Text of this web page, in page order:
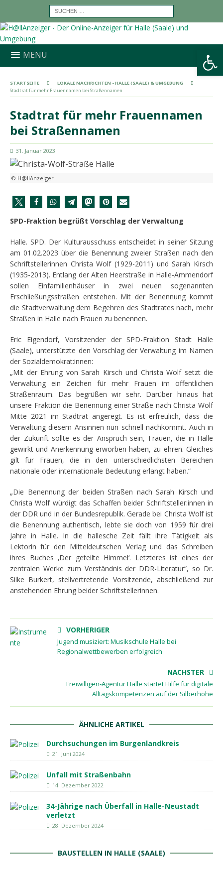
MENU
STARTSEITE
LOKALE NACHRICHTEN - HALLE (SAALE) & UMGEBUNG
Stadtrat für mehr Frauennamen bei Straßennamen
Stadtrat für mehr Frauennamen
bei Straßennamen
31. Januar 2023
© H@llAnzeiger
SPD-Fraktion begrüßt Vorschlag der Verwaltung
Halle. SPD. Der Kulturausschuss entscheidet in seiner Sitzung
am 01.02.2023 über die Benennung zweier Straßen nach den
Schriftstellerinnen Christa Wolf (1929-2011) und Sarah Kirsch
(1935-2013). Entlang der Alten Heerstraße in Halle-Ammendorf
sollen Einfamilienhäuser in zwei neuen sogenannten
Erschließungsstraßen entstehen. Mit der Benennung kommt
die Stadtverwaltung dem Begehren des Stadtrates nach, mehr
Straßen in Halle nach Frauen zu benennen.
Eric Eigendorf, Vorsitzender der SPD-Fraktion Stadt Halle
(Saale), unterstützte den Vorschlag der Verwaltung im Namen
der Sozialdemokrat:innen:
„Mit der Ehrung von Sarah Kirsch und Christa Wolf setzt die
Verwaltung ein Zeichen für mehr Frauen im öffentlichen
Straßenraum. Das begrüßen wir sehr. Darüber hinaus hat
unsere Fraktion die Benennung einer Straße nach Christa Wolf
Mitte 2021 im Stadtrat angeregt. Es ist erfreulich, dass die
Verwaltung diesem Ansinnen nun schnell nachkommt. Auch in
der Zukunft sollte es der Anspruch sein, Frauen, die in Halle
gewirkt und Anerkennung erworben haben, zu ehren. Gleiches
gilt für Frauen, die in den unterschiedlichsten Bereichen
nationale oder internationale Bedeutung erlangt haben.“
„Die Benennung der beiden Straßen nach Sarah Kirsch und
Christa Wolf würdigt das Schaffen beider Schriftsteller:innen in
der DDR und in der Bundesrepublik. Gerade bei Christa Wolf ist
die Benennung authentisch, lebte sie doch von 1959 für drei
Jahre in Halle. In die hallesche Zeit fällt ihre Tätigkeit als
Lektorin für den Mitteldeutschen Verlag und das Schreiben
ihres Buches ‚Der geteilte Himmel‘. Letzteres ist eines der
zentralen Werke zum Verständnis der DDR-Literatur“, so Dr.
Silke Burkert, stellvertretende Vorsitzende, abschließend zur
anstehenden Ehrung beider Schriftstellerinnen.
VORHERIGER
Jugend musiziert: Musikschule Halle bei
Regionalwettbewerben erfolgreich
NÄCHSTER
Freiwilligen-Agentur Halle startet Hilfe für digitale
Alltagskompetenzen auf der Silberhöhe
ÄHNLICHE ARTIKEL
Durchsuchungen im Burgenlandkreis
21. Juni 2024
Unfall mit Straßenbahn
14. Dezember 2022
34-Jährige nach Überfall in Halle-Neustadt
verletzt
28. Dezember 2024
BAUSTELLEN IN HALLE (SAALE)
Werkzeugleiste öffnen